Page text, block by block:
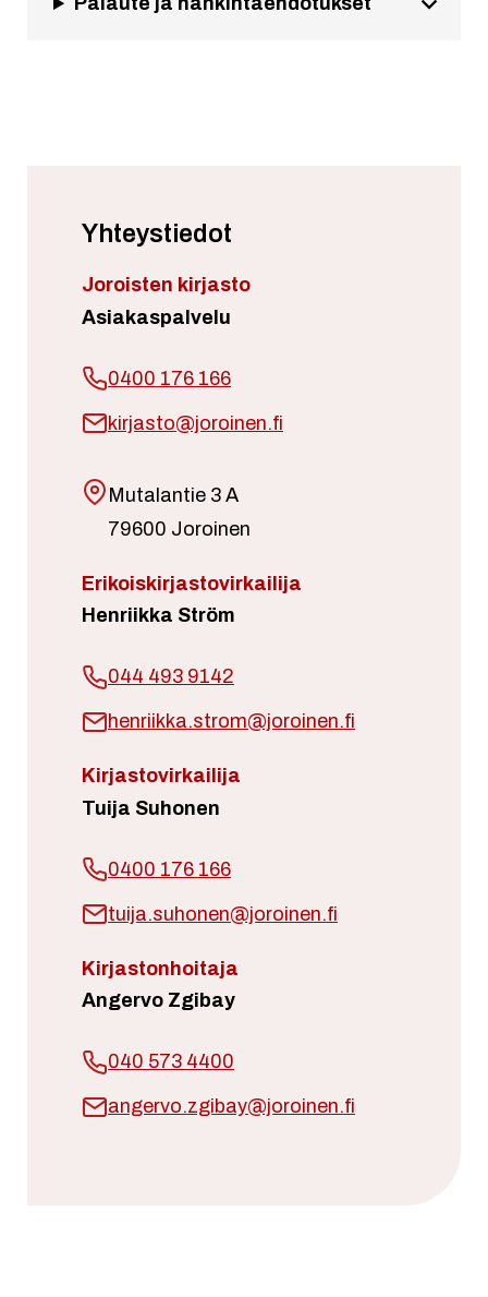
Yhteystiedot
Joroisten kirjasto
Asiakaspalvelu
0400 176 166
kirjasto@joroinen.fi
Mutalantie 3 A
79600 Joroinen
Erikoiskirjastovirkailija
Henriikka Ström
044 493 9142
henriikka.strom@joroinen.fi
Kirjastovirkailija
Tuija Suhonen
0400 176 166
tuija.suhonen@joroinen.fi
Kirjastonhoitaja
Angervo Zgibay
040 573 4400
angervo.zgibay@joroinen.fi